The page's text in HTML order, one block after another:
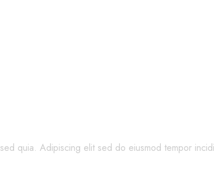
quia. Adipiscing elit sed do eiusmod tempor